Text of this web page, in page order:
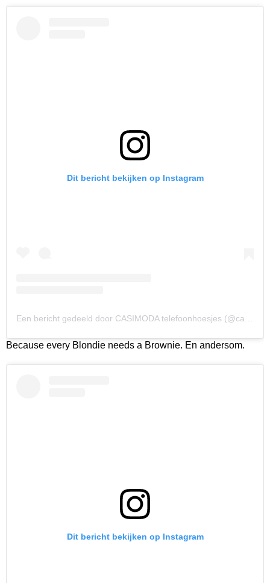
Dit bericht bekijken op Instagram
Een bericht gedeeld door CASIMODA telefoonhoesjes (@casimoda_nl)
Because every Blondie needs a Brownie. En andersom.
Dit bericht bekijken op Instagram